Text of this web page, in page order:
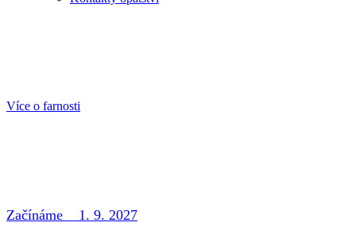
Více o farnosti
Začínáme 1. 9. 2027